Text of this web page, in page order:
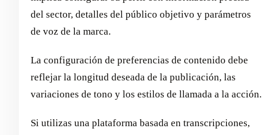
del sector, detalles del público objetivo y parámetros
de voz de la marca.
La configuración de preferencias de contenido debe
reflejar la longitud deseada de la publicación, las
variaciones de tono y los estilos de llamada a la acción.
Si utilizas una plataforma basada en transcripciones,